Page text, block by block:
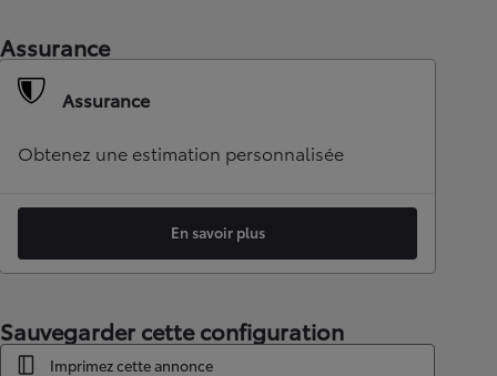
Assurance
Assurance
Obtenez une estimation personnalisée
En savoir plus
Sauvegarder cette configuration
Imprimez cette annonce